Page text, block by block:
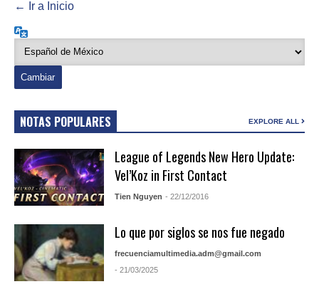
← Ir a Inicio
NOTAS POPULARES EXPLORE ALL
League of Legends New Hero Update:
Vel’Koz in First Contact
Tien Nguyen - 22/12/2016
Lo que por siglos se nos fue negado
frecuenciamultimedia.adm@gmail.com
- 21/03/2025